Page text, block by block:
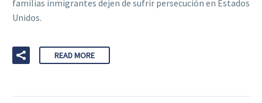
familias inmigrantes dejen de sufrir persecución en Estados
Unidos.
READ MORE